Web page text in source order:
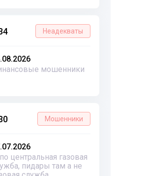
Неадекваты
мошенники
Мошенники
центральная газовая
пидары там а не